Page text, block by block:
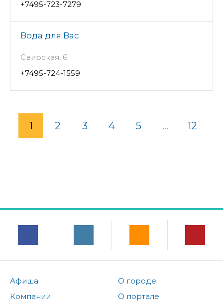
+7495-723-7279
Вода для Вас
Свирская, 6
+7495-724-1559
1 2 3 4 5 ... 12
Афиша
Компании
О городе
О портале